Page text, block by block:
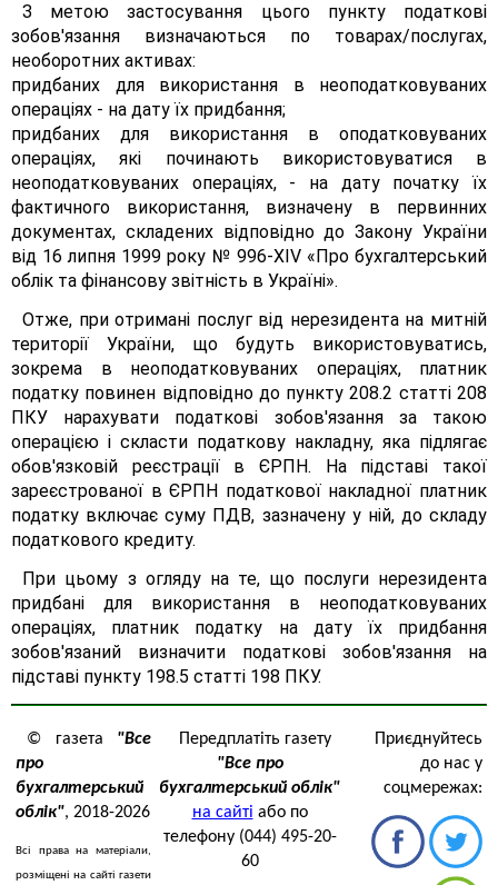
З метою застосування цього пункту податкові
зобов'язання визначаються по товарах/послугах,
необоротних активах:
придбаних для використання в неоподатковуваних
операціях - на дату їх придбання;
придбаних для використання в оподатковуваних
операціях, які починають використовуватися в
неоподатковуваних операціях, - на дату початку їх
фактичного використання, визначену в первинних
документах, складених відповідно до Закону України
від 16 липня 1999 року № 996-ХІV «Про бухгалтерський
облік та фінансову звітність в Україні».
Отже, при отримані послуг від нерезидента на митній
території України, що будуть використовуватись,
зокрема в неоподатковуваних операціях, платник
податку повинен відповідно до пункту 208.2 статті 208
ПКУ нарахувати податкові зобов'язання за такою
операцією і скласти податкову накладну, яка підлягає
обов'язковій реєстрації в ЄРПН. На підставі такої
зареєстрованої в ЄРПН податкової накладної платник
податку включає суму ПДВ, зазначену у ній, до складу
податкового кредиту.
При цьому з огляду на те, що послуги нерезидента
придбані для використання в неоподатковуваних
операціях, платник податку на дату їх придбання
зобов'язаний визначити податкові зобов'язання на
підставі пункту 198.5 статті 198 ПКУ.
© газета "Все
про
бухгалтерський
облік", 2018-2026
Всі права на матеріали,
розміщені на сайті газети
Передплатіть газету
"Все про
бухгалтерський облік"
на сайті або по
телефону (044) 495-20-
60
Приєднуйтесь
до нас у
соцмережах: